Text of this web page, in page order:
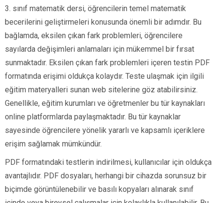
3. sınıf matematik dersi, öğrencilerin temel matematik
becerilerini geliştirmeleri konusunda önemli bir adımdır. Bu
bağlamda, eksilen çıkan fark problemleri, öğrencilere
sayılarda değişimleri anlamaları için mükemmel bir fırsat
sunmaktadır. Eksilen çıkan fark problemleri içeren testin PDF
formatında erişimi oldukça kolaydır. Teste ulaşmak için ilgili
eğitim materyalleri sunan web sitelerine göz atabilirsiniz.
Genellikle, eğitim kurumları ve öğretmenler bu tür kaynakları
online platformlarda paylaşmaktadır. Bu tür kaynaklar
sayesinde öğrencilere yönelik yararlı ve kapsamlı içeriklere
erişim sağlamak mümkündür.
PDF formatındaki testlerin indirilmesi, kullanıcılar için oldukça
avantajlıdır. PDF dosyaları, herhangi bir cihazda sorunsuz bir
biçimde görüntülenebilir ve basılı kopyaları alınarak sınıf